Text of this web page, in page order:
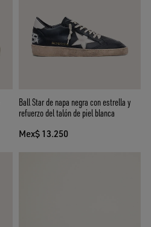
Ball Star de napa negra con estrella y
refuerzo del talón de piel blanca
Mex$ 13.250